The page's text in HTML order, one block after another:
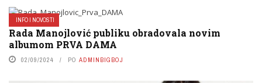
INFO I NOVOSTI
Rada Manojlović publiku obradovala novim
albumom PRVA DAMA
02/09/2024 PO ADMINBIGBOJ